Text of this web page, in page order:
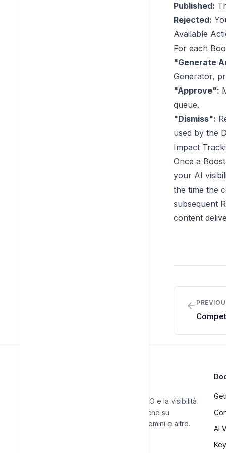
Published:
Rejected:
Available
For each
"Generate
Generator,
"Approve":
queue.
"Dismiss":
used by the
Impact
Once a
your AI
the time the
subsequent
content
Automatizza il tuo SEO e la visibilità
IA. Traccia le classifiche su
Google, ChatGPT, Gemini e altro.
AI